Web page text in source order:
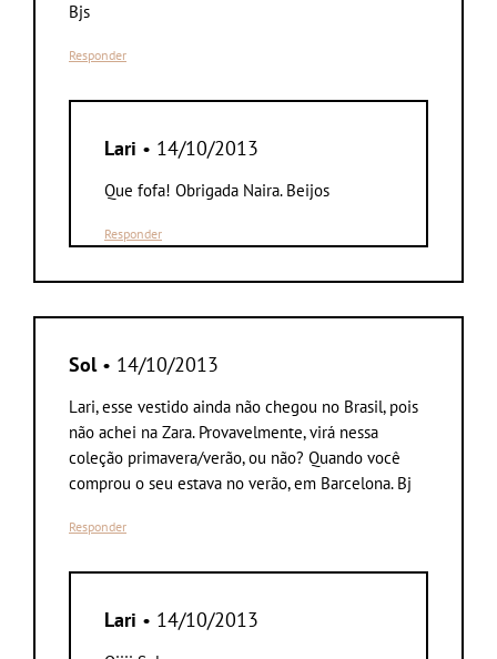
Bjs
Responder
Lari • 14/10/2013
Que fofa! Obrigada Naira. Beijos
Responder
Sol• 14/10/2013
Lari, esse vestido ainda não chegou no Brasil, pois
não achei na Zara. Provavelmente, virá nessa
coleção primavera/verão, ou não? Quando você
comprou o seu estava no verão, em Barcelona. Bj
Responder
Lari • 14/10/2013